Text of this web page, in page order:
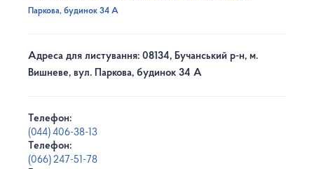
Паркова, будинок 34 А
Адреса для листування: 08134, Бучанський р-н, м.
Вишневе, вул. Паркова, будинок 34 А
Телефон:
(044) 406-38-13
Телефон:
(066) 247-51-78